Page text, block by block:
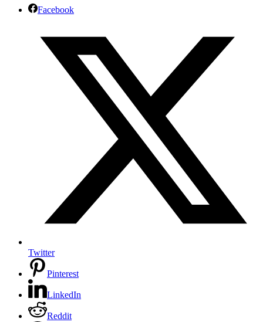
Facebook
Twitter
Pinterest
LinkedIn
Reddit